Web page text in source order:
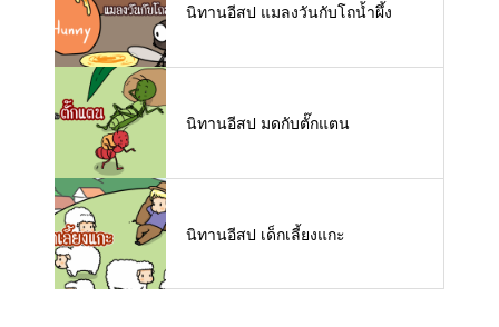
นิทานอีสป แมลงวันกับโถน้ำผึ้ง
นิทานอีสป มดกับตั๊กแตน
นิทานอีสป เด็กเลี้ยงแกะ